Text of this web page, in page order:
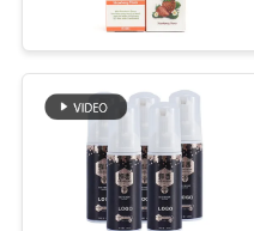
TRETEN
Frucht-
Zahnpasta